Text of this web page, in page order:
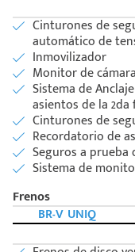
Cinturones de
automático de
Inmovilizador
Monitor de
Sistema de
asientos de la 2da
Cinturones de
Recordatorio de
Seguros a
Sistema de
Frenos
BR-V UNIQ